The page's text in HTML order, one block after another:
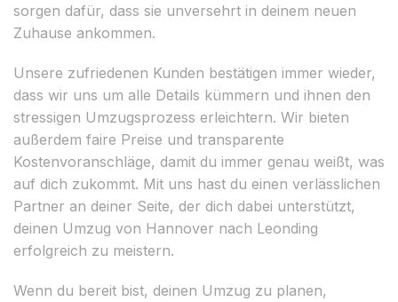
sorgen dafür, dass sie unversehrt in deinem neuen
Zuhause ankommen.
Unsere zufriedenen Kunden bestätigen immer wieder,
dass wir uns um alle Details kümmern und ihnen den
stressigen Umzugsprozess erleichtern. Wir bieten
außerdem faire Preise und transparente
Kostenvoranschläge, damit du immer genau weißt, was
auf dich zukommt. Mit uns hast du einen verlässlichen
Partner an deiner Seite, der dich dabei unterstützt,
deinen Umzug von Hannover nach Leonding
erfolgreich zu meistern.
Wenn du bereit bist, deinen Umzug zu planen,